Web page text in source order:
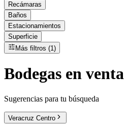
Recámaras
Baños
Estacionamientos
Superficie
Más filtros (1)
Bodegas en venta
Sugerencias para tu búsqueda
Veracruz Centro